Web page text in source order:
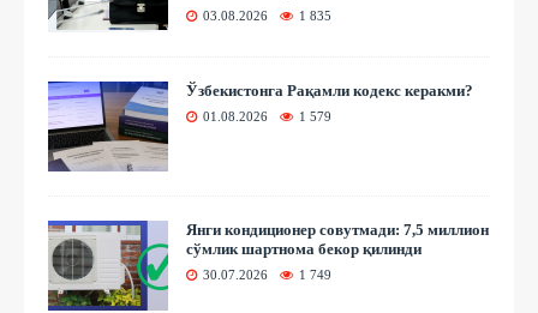
03.08.2026 1 835
Ўзбекистонга Рақамли кодекс керакми?
01.08.2026 1 579
Янги кондиционер совутмади: 7,5 миллион
сўмлик шартнома бекор қилинди
30.07.2026 1 749